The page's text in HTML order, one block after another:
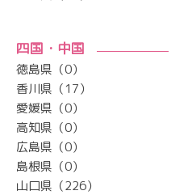
四国・中国
徳島県（0）
香川県（17）
愛媛県（0）
高知県（0）
広島県（0）
島根県（0）
山口県（226）